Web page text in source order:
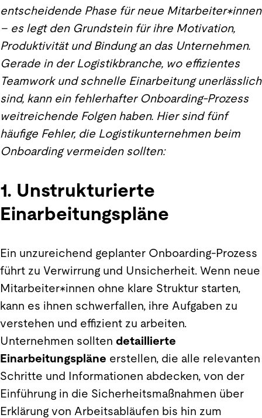
entscheidende Phase für neue Mitarbeiter*innen
– es legt den Grundstein für ihre Motivation,
Produktivität und Bindung an das Unternehmen.
Gerade in der Logistikbranche, wo effizientes
Teamwork und schnelle Einarbeitung unerlässlich
sind, kann ein fehlerhafter Onboarding-Prozess
weitreichende Folgen haben. Hier sind fünf
häufige Fehler, die Logistikunternehmen beim
Onboarding vermeiden sollten:
1. Unstrukturierte
Einarbeitungspläne
Ein unzureichend geplanter Onboarding-Prozess
führt zu Verwirrung und Unsicherheit. Wenn neue
Mitarbeiter*innen ohne klare Struktur starten,
kann es ihnen schwerfallen, ihre Aufgaben zu
verstehen und effizient zu arbeiten.
Unternehmen sollten detaillierte
Einarbeitungspläne erstellen, die alle relevanten
Schritte und Informationen abdecken, von der
Einführung in die Sicherheitsmaßnahmen über
Erklärung von Arbeitsabläufen bis hin zum